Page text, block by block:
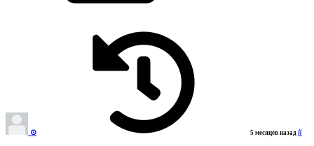
⊙‎‎ 5 месяцев назад #